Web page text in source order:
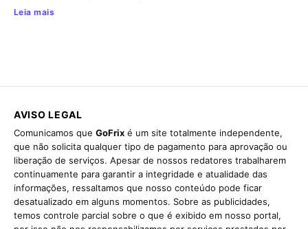
Leia mais
AVISO LEGAL
Comunicamos que GoFrix é um site totalmente independente,
que não solicita qualquer tipo de pagamento para aprovação ou
liberação de serviços. Apesar de nossos redatores trabalharem
continuamente para garantir a integridade e atualidade das
informações, ressaltamos que nosso conteúdo pode ficar
desatualizado em alguns momentos. Sobre as publicidades,
temos controle parcial sobre o que é exibido em nosso portal,